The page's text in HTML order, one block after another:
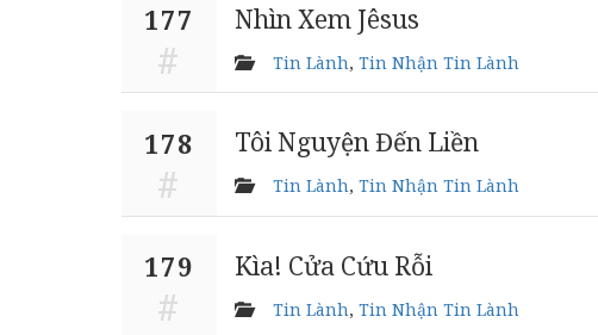
177 Nhìn Xem Jêsus
Tin Lành, Tin Nhận Tin Lành
178 Tôi Nguyện Đến Liền
Tin Lành, Tin Nhận Tin Lành
179 Kìa! Cửa Cứu Rỗi
Tin Lành, Tin Nhận Tin Lành